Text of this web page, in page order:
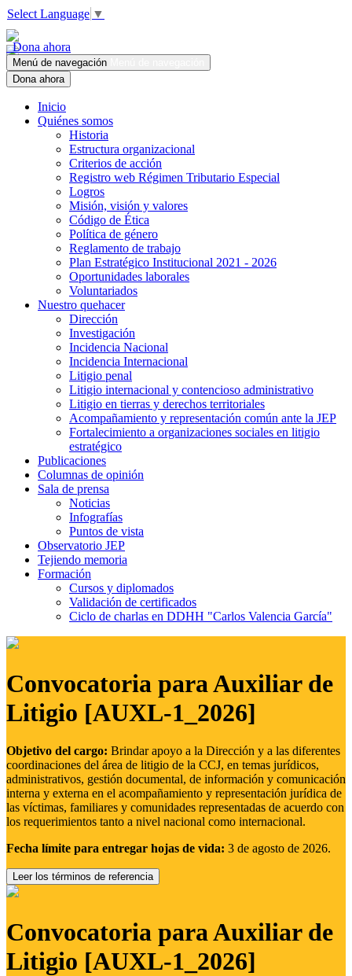
Select Language ▼
Dona ahora
Menú de navegación
Dona ahora
Inicio
Quiénes somos
Historia
Estructura organizacional
Criterios de acción
Registro web Régimen Tributario Especial
Logros
Misión, visión y valores
Código de Ética
Política de género
Reglamento de trabajo
Plan Estratégico Institucional 2021 - 2026
Oportunidades laborales
Voluntariados
Nuestro quehacer
Dirección
Investigación
Incidencia Nacional
Incidencia Internacional
Litigio penal
Litigio internacional y contencioso administrativo
Litigio en tierras y derechos territoriales
Acompañamiento y representación común ante la JEP
Fortalecimiento a organizaciones sociales en litigio
estratégico
Publicaciones
Columnas de opinión
Sala de prensa
Noticias
Infografías
Puntos de vista
Observatorio JEP
Tejiendo memoria
Formación
Cursos y diplomados
Validación de certificados
Ciclo de charlas en DDHH "Carlos Valencia García"
Convocatoria para Auxiliar de
Litigio [AUXL-1_2026]
Objetivo del cargo: Brindar apoyo a la Dirección y a las diferentes
coordinaciones del área de litigio de la CCJ, en temas jurídicos,
administrativos, gestión documental, de información y comunicación
interna y externa en el acompañamiento y representación jurídica de
las víctimas, familiares y comunidades representadas de acuerdo con
los requerimientos tanto a nivel nacional como internacional.
Fecha límite para entregar hojas de vida: 3 de agosto de 2026.
Leer los términos de referencia
Convocatoria para Auxiliar de
Litigio [AUXL-1_2026]